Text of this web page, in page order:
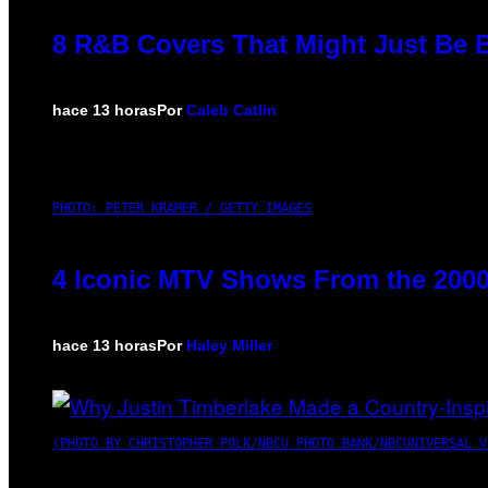
8 R&B Covers That Might Just Be
hace 13 horasPorCaleb Catlin
PHOTO: PETER KRAMER / GETTY IMAGES
4 Iconic MTV Shows From the
hace 13 horasPor Haley Miller
(PHOTO BY CHRISTOPHER POLK/NBCU PHOTO BANK/NBCUNIVERSAL